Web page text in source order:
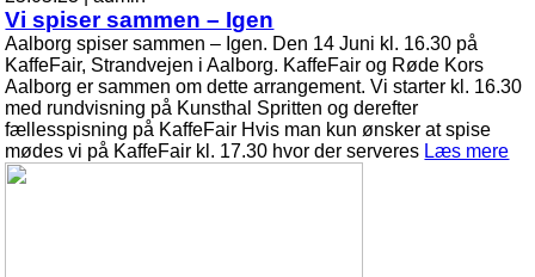
Vi spiser sammen – Igen
Aalborg spiser sammen – Igen. Den 14 Juni kl. 16.30 på
KaffeFair, Strandvejen i Aalborg. KaffeFair og Røde Kors
Aalborg er sammen om dette arrangement. Vi starter kl. 16.30
med rundvisning på Kunsthal Spritten og derefter
fællesspisning på KaffeFair Hvis man kun ønsker at spise
mødes vi på KaffeFair kl. 17.30 hvor der serveres Læs mere